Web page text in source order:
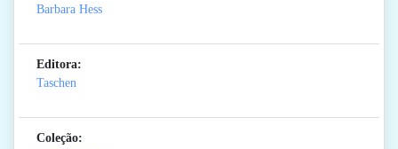
Barbara Hess
Editora:
Taschen
Coleção: